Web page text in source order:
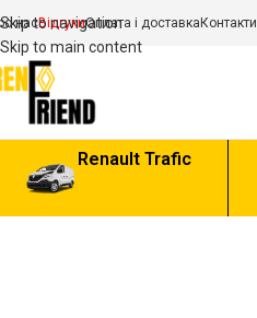
Skip to navigation
Skip to main content
насВідгукиОплата і доставка Контакти
Renault Trafic